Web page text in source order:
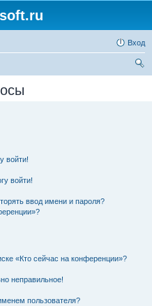
Вход
войти!
войти!
ввод имени и пароля?
«Кто сейчас на конференции»?
неправильное!
пользователя?